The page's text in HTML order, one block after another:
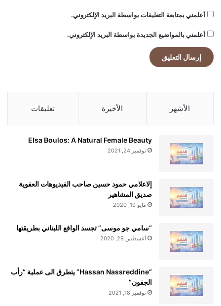
أعلمني بمتابعة التعليقات بواسطة البريد الإلكتروني.
أعلمني بالمواضيع الجديدة بواسطة البريد الإلكتروني.
الأشهر الأخيرة تعليقات
Elsa Boulos: A Natural Female Beauty
نوفمبر 24, 2021
إلاعلامي حمود حسين صاحب الفيديوهات العفوية
صديق المشاهير
مايو 19, 2020
“سامي جو موسى” تجسد الواقع اللبناني بطريقتها
أغسطس 29, 2020
“Hassan Nassreddine” يتطرق الى عملية “رأب
الجفون”
نوفمبر 18, 2021